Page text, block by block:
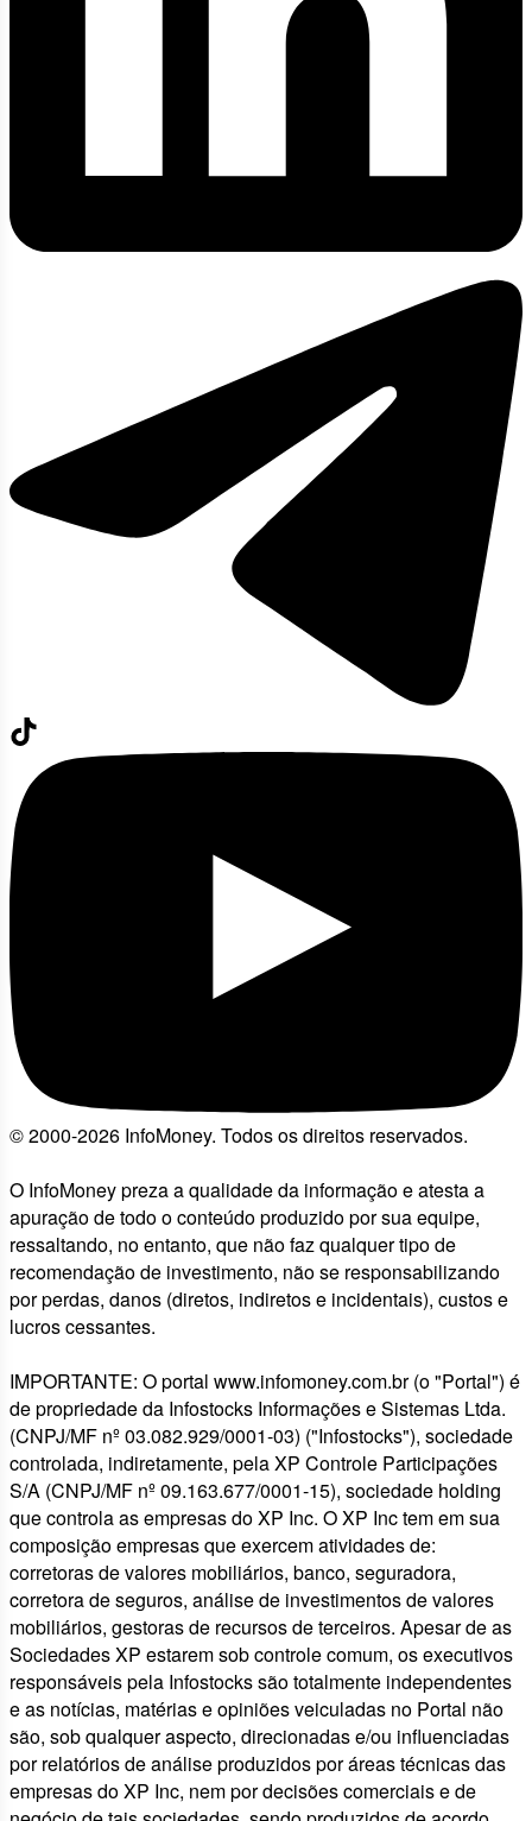
© 2000-2026 InfoMoney. Todos os direitos reservados.
O InfoMoney preza a qualidade da informação e atesta a
apuração de todo o conteúdo produzido por sua equipe,
ressaltando, no entanto, que não faz qualquer tipo de
recomendação de investimento, não se responsabilizando
por perdas, danos (diretos, indiretos e incidentais), custos e
lucros cessantes.
IMPORTANTE: O portal www.infomoney.com.br (o "Portal") é
de propriedade da Infostocks Informações e Sistemas Ltda.
(CNPJ/MF nº 03.082.929/0001-03) ("Infostocks"), sociedade
controlada, indiretamente, pela XP Controle Participações
S/A (CNPJ/MF nº 09.163.677/0001-15), sociedade holding
que controla as empresas do XP Inc. O XP Inc tem em sua
composição empresas que exercem atividades de:
corretoras de valores mobiliários, banco, seguradora,
corretora de seguros, análise de investimentos de valores
mobiliários, gestoras de recursos de terceiros. Apesar de as
Sociedades XP estarem sob controle comum, os executivos
responsáveis pela Infostocks são totalmente independentes
e as notícias, matérias e opiniões veiculadas no Portal não
são, sob qualquer aspecto, direcionadas e/ou influenciadas
por relatórios de análise produzidos por áreas técnicas das
empresas do XP Inc, nem por decisões comerciais e de